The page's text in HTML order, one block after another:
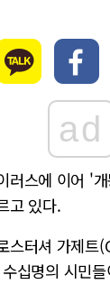
ad
러스에 이어 '
고 있다.
스터셔 가제
십명의 시민들